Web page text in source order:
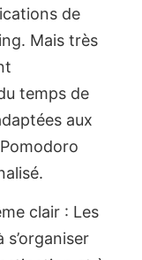
de
Mais très
temps de
aux
clair : Les